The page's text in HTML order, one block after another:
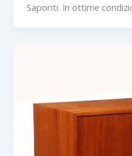
Saporiti. In ottime